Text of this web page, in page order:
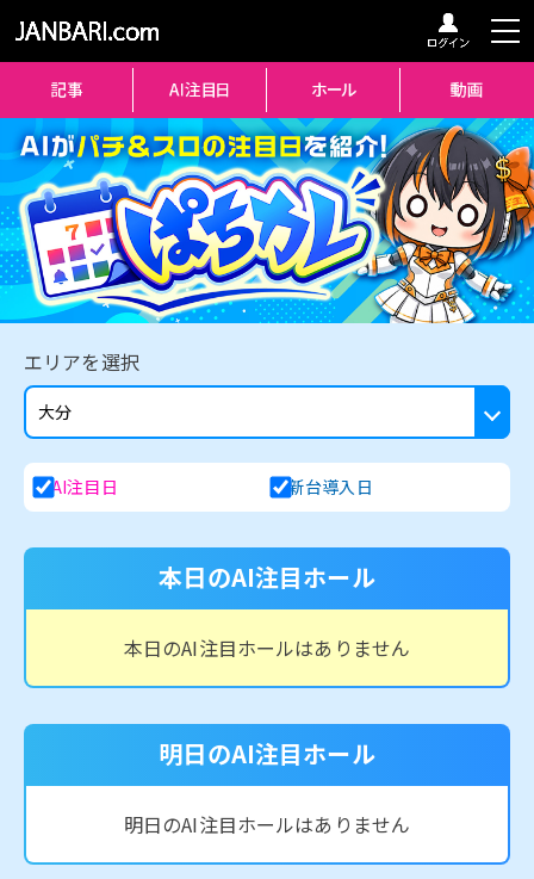
エリアを選択
AI注目日 新台導入日
本日のAI注目ホール
本日のAI注目ホールはありません
明日のAI注目ホール
明日のAI注目ホールはありません